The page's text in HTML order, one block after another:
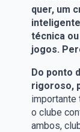
quer, um
técnica
jogos.
Do ponto
rigoroso,
importante
o clube
ambos,